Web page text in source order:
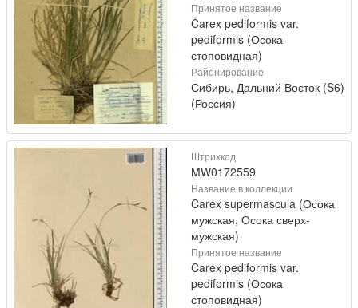
Принятое название
Carex pediformis var.
pediformis (Осока
стоповидная)
Районирование
Сибирь, Дальний Восток (S6)
(Россия)
Штрихкод
MW0172559
Название в коллекции
Carex supermascula (Осока
мужская, Осока сверх-
мужская)
Принятое название
Carex pediformis var.
pediformis (Осока
стоповидная)